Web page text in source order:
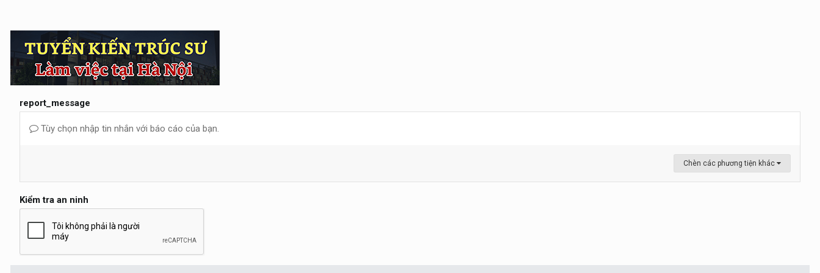
report_message
Tùy chọn nhập tin nhắn với báo cáo của bạn.
Chèn các phương tiện khác
Kiểm tra an ninh